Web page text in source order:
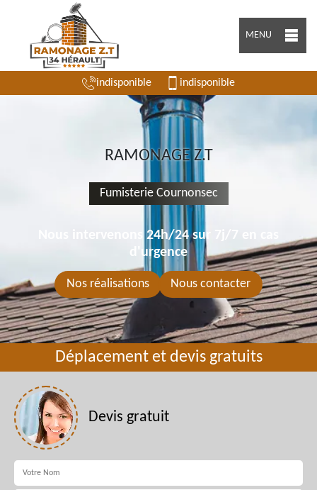
MENU
indisponible indisponible
RAMONAGE Z.T
Fumisterie Cournonsec
Nous intervenons 24h/24 sur 7j/7 en cas
d'urgence
Nos réalisations Nous contacter
Déplacement et devis gratuits
Devis gratuit